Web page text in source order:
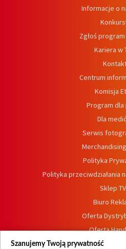
Informacje o
Zgłoś program
Kariera w
Centrum
Komisja
Program dla
Dla
Serwis
Polityka
Polityka przeciwdziałania
Sklep
Biuro
Oferta
Oferta
Szanujemy Twoją prywatność